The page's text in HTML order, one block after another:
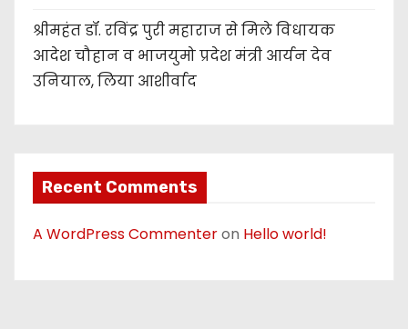
श्रीमहंत डॉ. रविंद्र पुरी महाराज से मिले विधायक
आदेश चौहान व भाजयुमो प्रदेश मंत्री आर्यन देव
उनियाल, लिया आशीर्वाद
Recent Comments
A WordPress Commenteron Hello world!